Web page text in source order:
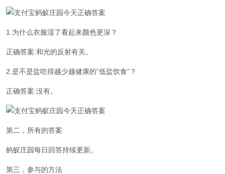
1.为什么衣服湿了看起来颜色更深？
正确答案:和光的反射有关。
2.是不是盐吃得越少越健康的“低盐饮食”？
正确答案:没有。
第二，所有的答案
蚂蚁庄园每日回答持续更新。
第三，参与的方法